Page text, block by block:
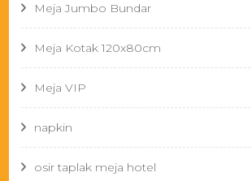
Meja Jumbo Bundar
Meja Kotak 120x80cm
Meja VIP
napkin
osir taplak meja hotel